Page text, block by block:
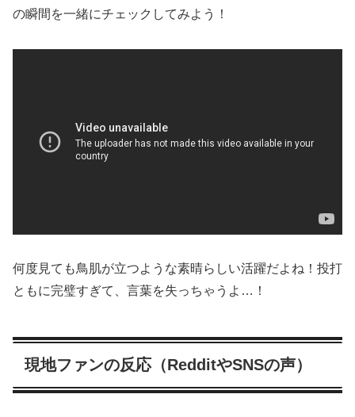
の瞬間を一緒にチェックしてみよう！
何度見ても鳥肌が立つような素晴らしい活躍だよね！投打
ともに完璧すぎて、言葉を失っちゃうよ…！
現地ファンの反応（RedditやSNSの声）